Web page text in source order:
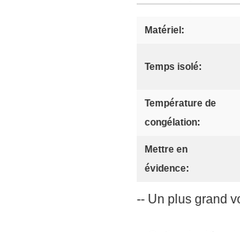
Matériel:
Temps isolé:
Température de
congélation:
Mettre en
évidence:
-- Un plus grand